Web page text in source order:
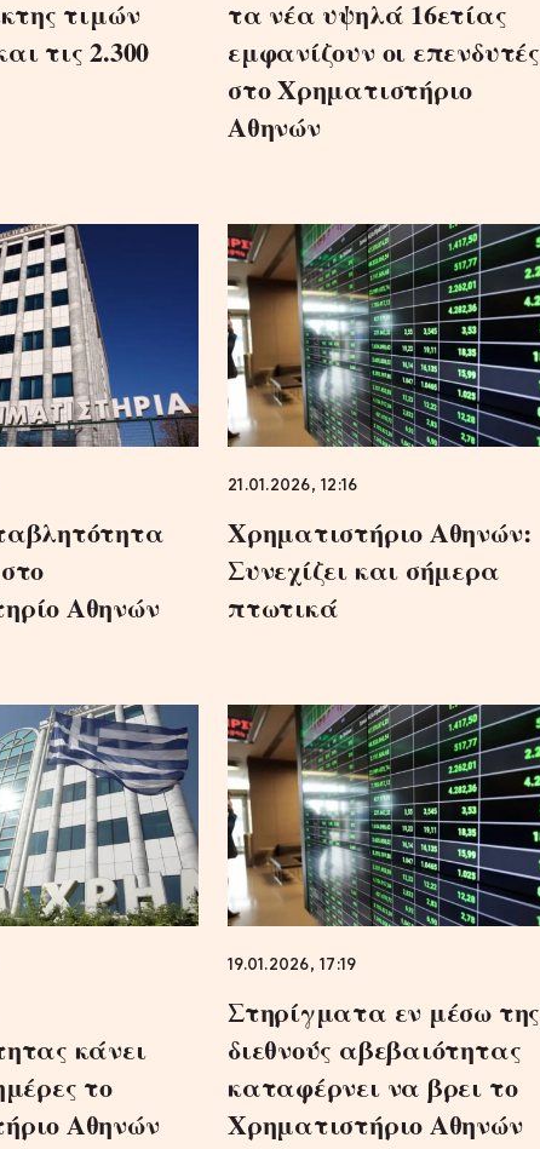
τιμών
τις 2.300
τα νέα υψηλά 16ετίας
εμφανίζουν οι επενδυτές
στο Χρηματιστήριο
Αθηνών
Αθηνών
21.01.2026, 12:16
Χρηματιστήριο Αθηνών:
Συνεχίζει και σήμερα
πτωτικά
κάνει
το
Αθηνών
19.01.2026, 17:19
Στηρίγματα εν μέσω της
διεθνούς αβεβαιότητας
καταφέρνει να βρει το
Χρηματιστήριο Αθηνών